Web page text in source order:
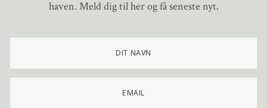
haven. Meld dig til her og få seneste nyt.